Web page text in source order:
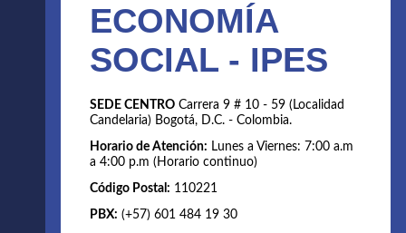
ECONOMÍA
SOCIAL - IPES
SEDE CENTRO Carrera 9 # 10 - 59 (Localidad
Candelaria) Bogotá, D.C. - Colombia.
Horario de Atención: Lunes a Viernes: 7:00 a.m
a 4:00 p.m (Horario continuo)
Código Postal: 110221
PBX: (+57) 601 484 19 30